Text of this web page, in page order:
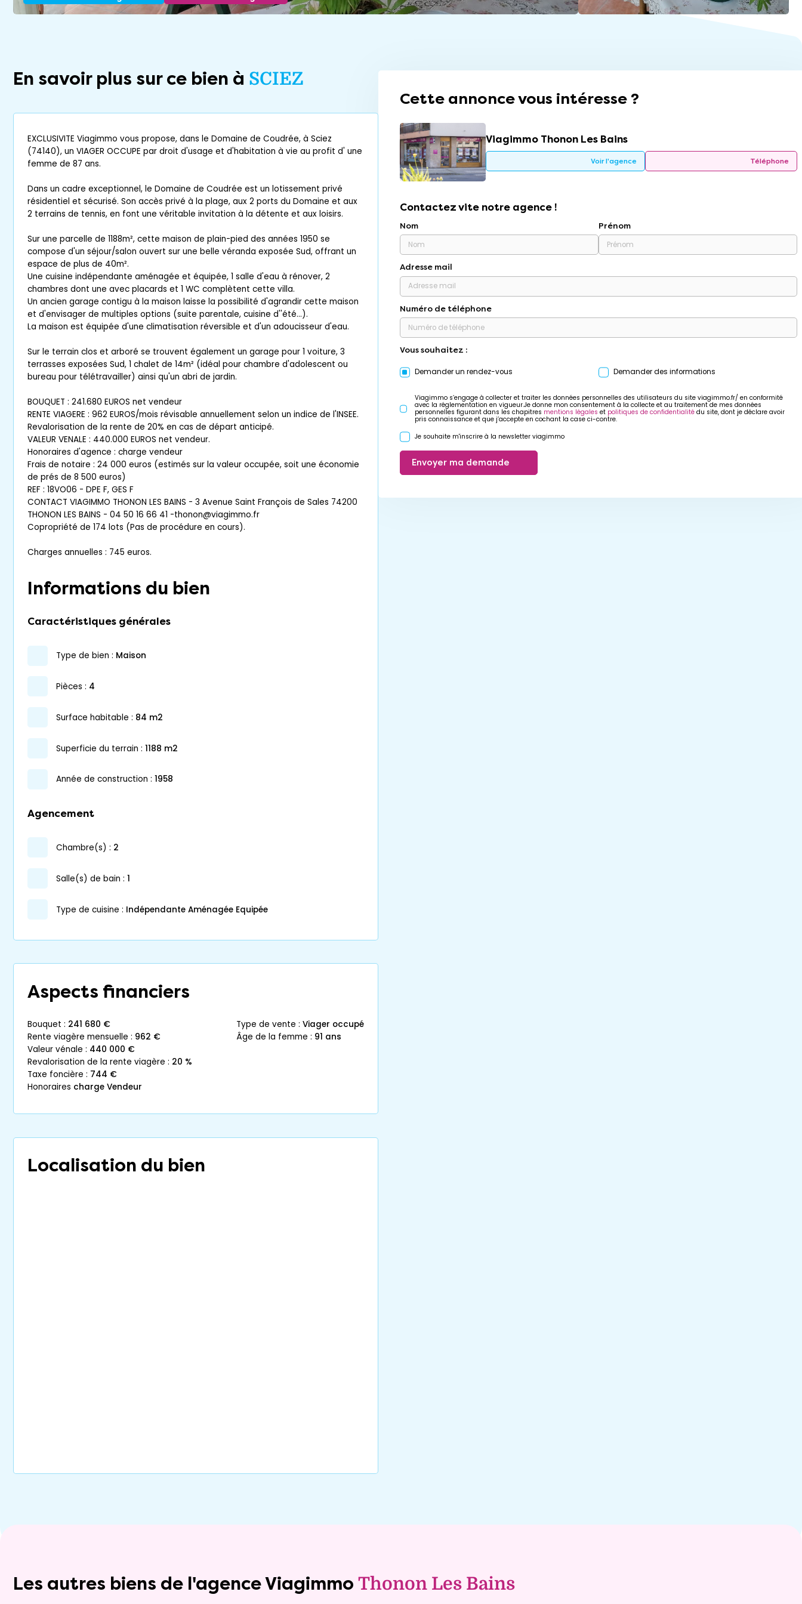
En savoir plus sur ce bien à SCIEZ
EXCLUSIVITE Viagimmo vous propose, dans le Domaine de Coudrée, à Sciez
(74140), un VIAGER OCCUPE par droit d'usage et d'habitation à vie au profit d' une
femme de 87 ans.
Dans un cadre exceptionnel, le Domaine de Coudrée est un lotissement privé
résidentiel et sécurisé. Son accès privé à la plage, aux 2 ports du Domaine et aux
2 terrains de tennis, en font une véritable invitation à la détente et aux loisirs.
Sur une parcelle de 1188m², cette maison de plain-pied des années 1950 se
compose d'un séjour/salon ouvert sur une belle véranda exposée Sud, offrant un
espace de plus de 40m².
Une cuisine indépendante aménagée et équipée, 1 salle d'eau à rénover, 2
chambres dont une avec placards et 1 WC complètent cette villa.
Un ancien garage contigu à la maison laisse la possibilité d'agrandir cette maison
et d'envisager de multiples options (suite parentale, cuisine d''été...).
La maison est équipée d'une climatisation réversible et d'un adoucisseur d'eau.
Sur le terrain clos et arboré se trouvent également un garage pour 1 voiture, 3
terrasses exposées Sud, 1 chalet de 14m² (idéal pour chambre d'adolescent ou
bureau pour télétravailler) ainsi qu'un abri de jardin.
BOUQUET : 241.680 EUROS net vendeur
RENTE VIAGERE : 962 EUROS/mois révisable annuellement selon un indice de l'INSEE.
Revalorisation de la rente de 20% en cas de départ anticipé.
VALEUR VENALE : 440.000 EUROS net vendeur.
Honoraires d'agence : charge vendeur
Frais de notaire : 24 000 euros (estimés sur la valeur occupée, soit une économie
de prés de 8 500 euros)
REF : 18VO06 - DPE F, GES F
CONTACT VIAGIMMO THONON LES BAINS - 3 Avenue Saint François de Sales 74200
THONON LES BAINS - 04 50 16 66 41 -thonon@viagimmo.fr
Copropriété de 174 lots (Pas de procédure en cours).
Charges annuelles : 745 euros.
Informations du bien
Caractéristiques générales
type de bien : maison
pièces : 4
surface habitable : 84 m2
superficie du terrain : 1188 m2
année de construction : 1958
Agencement
chambre(s) : 2
salle(s) de bain : 1
Type de cuisine : Indépendante Aménagée Equipée
Aspects financiers
bouquet : 241 680 €
rente viagère mensuelle : 962 €
valeur vénale : 440 000 €
revalorisation de la rente viagère : 20 %
taxe foncière : 744 €
honoraires charge Vendeur
type de vente : Viager occupé
âge de la femme : 91 ans
Localisation du bien
Cette annonce vous intéresse ?
Viagimmo Thonon Les Bains
Voir l'agence Téléphone
Contactez vite notre agence !
Nom Prénom
Adresse mail
Numéro de téléphone
Vous souhaitez :
Demander un rendez-vous Demander des informations
Viagimmo s’engage à collecter et traiter les données personnelles des utilisateurs du site viagimmo.fr/ en conformité
avec la réglementation en vigueur.Je donne mon consentement à la collecte et au traitement de mes données
personnelles figurant dans les chapitres mentions légales et politiques de confidentialité du site, dont je déclare avoir
pris connaissance et que j’accepte en cochant la case ci-contre.
Je souhaite m'inscrire à la newsletter viagimmo
Envoyer ma demande
Les autres biens de l'agence Viagimmo Thonon Les Bains